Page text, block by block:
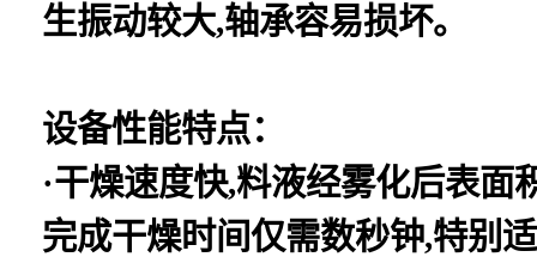
生振动较大,轴承容易损坏。
设备性能特点：
·干燥速度快,料液经雾化后表
完成干燥时间仅需数秒钟,特别